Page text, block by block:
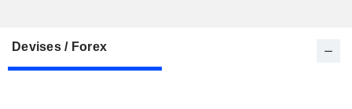
Devises / Forex